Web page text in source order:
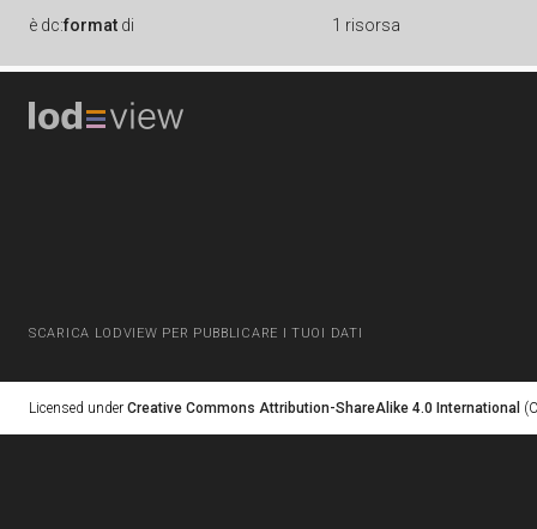
è dc:format di 1 risorsa
SCARICA LODVIEW PER PUBBLICARE I TUOI DATI
Licensed under Creative Commons Attribution-ShareAlike 4.0 International